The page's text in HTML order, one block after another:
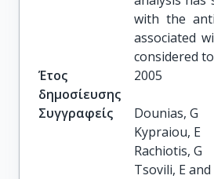
with the
associated
considered
Έτος
δημοσίευσης
2005
Συγγραφείς
Dounias, G
Kypraiou, E
Rachiotis, G
Tsovili, E and